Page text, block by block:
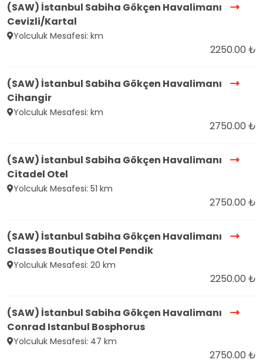
(SAW) İstanbul Sabiha Gökçen Havalimanı
Cevizli/Kartal
Yolculuk Mesafesi: km
2250.00 ₺
(SAW) İstanbul Sabiha Gökçen Havalimanı
Cihangir
Yolculuk Mesafesi: km
2750.00 ₺
(SAW) İstanbul Sabiha Gökçen Havalimanı
Citadel Otel
Yolculuk Mesafesi: 51 km
2750.00 ₺
(SAW) İstanbul Sabiha Gökçen Havalimanı
Classes Boutique Otel Pendik
Yolculuk Mesafesi: 20 km
2250.00 ₺
(SAW) İstanbul Sabiha Gökçen Havalimanı
Conrad Istanbul Bosphorus
Yolculuk Mesafesi: 47 km
2750.00 ₺